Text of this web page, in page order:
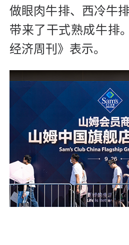
做眼肉牛排、西冷牛
带来了干式熟成牛排
经济周刊》表示。